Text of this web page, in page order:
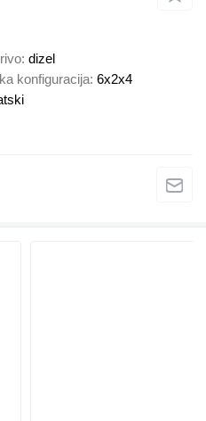
dizel
konfiguracija 6x2x4